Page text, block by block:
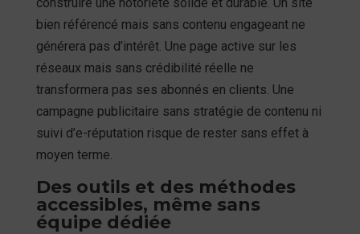
bien référencé mais sans contenu engageant ne
générera pas d’intérêt. Une page active sur les
réseaux mais sans crédibilité réelle ne
transformera pas ses abonnés en clients. Une
campagne publicitaire sans stratégie de contenu ni
suivi d’e-réputation risque de rester sans effet à
moyen terme.
Des outils et des méthodes
accessibles, même sans
équipe dédiée